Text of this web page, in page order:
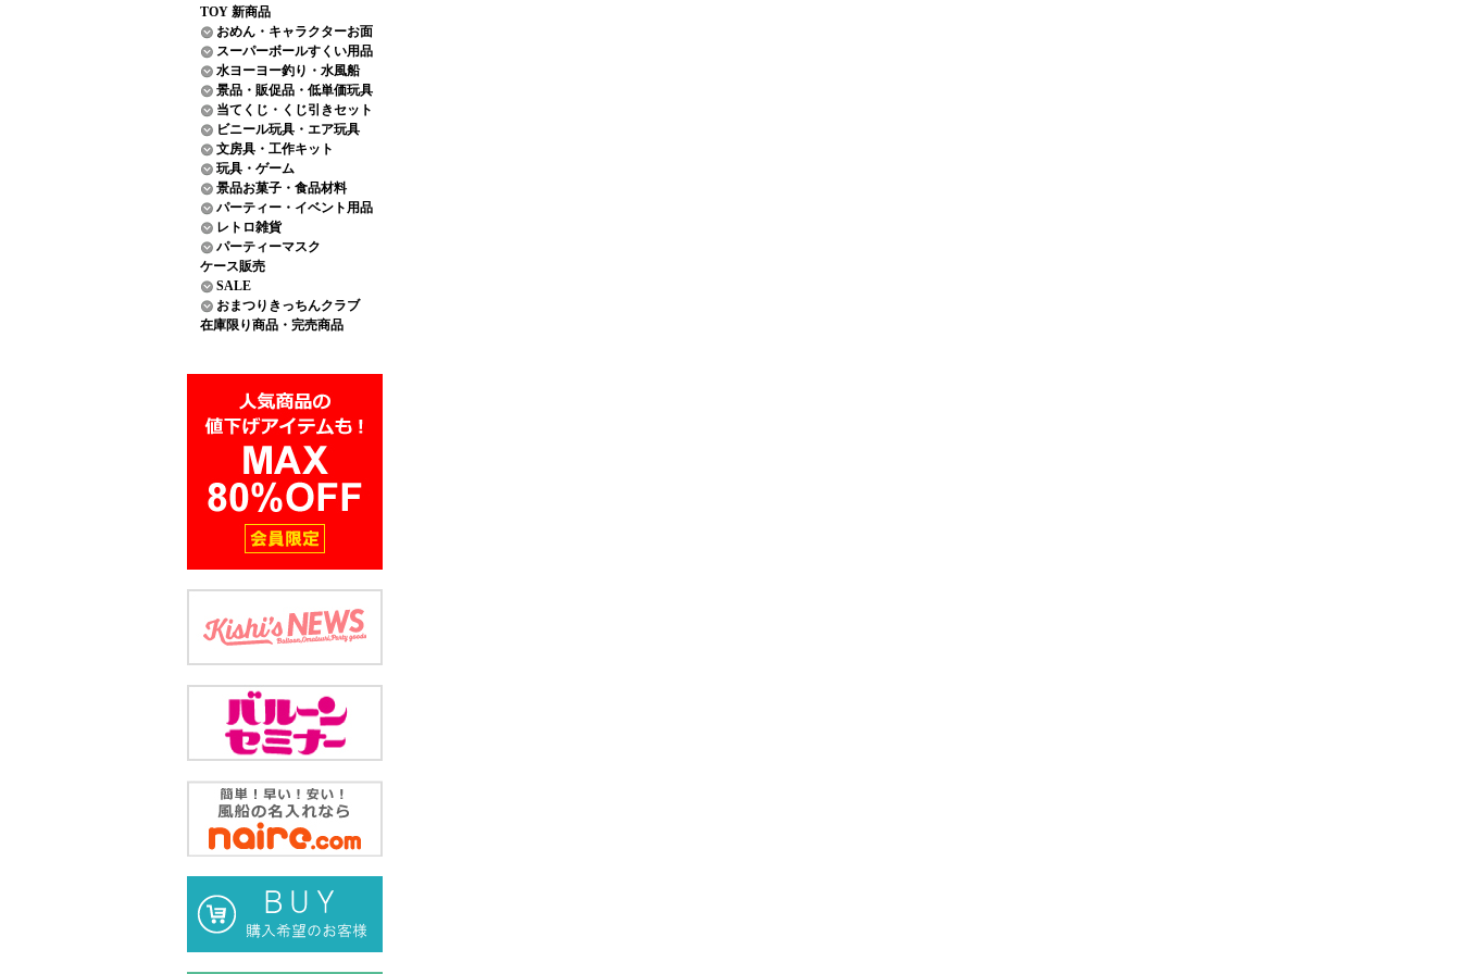
TOY 新商品
おめん・キャラクターお面
スーパーボールすくい用品
水ヨーヨー釣り・水風船
景品・販促品・低単価玩具
当てくじ・くじ引きセット
ビニール玩具・エア玩具
文房具・工作キット
玩具・ゲーム
景品お菓子・食品材料
パーティー・イベント用品
レトロ雑貨
パーティーマスク
ケース販売
SALE
おまつりきっちんクラブ
在庫限り商品・完売商品